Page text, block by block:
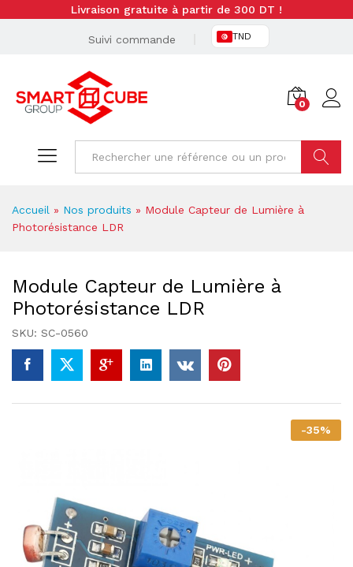
Livraison gratuite à partir de 300 DT !
Suivi commande TND
0
Accueil » Nos produits » Module Capteur de Lumière à
Photorésistance LDR
Module Capteur de Lumière à
Photorésistance LDR
SKU: SC-0560
-35%